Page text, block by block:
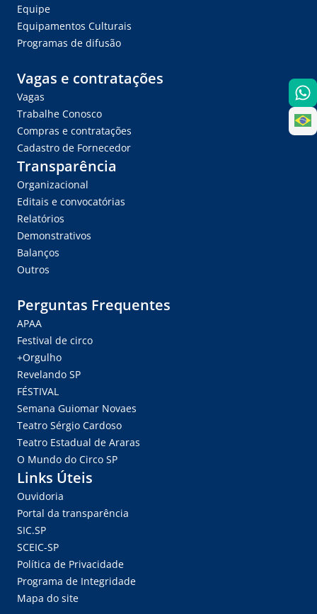
Equipe
Equipamentos Culturais
Programas de difusão
Vagas e contratações
Vagas
Trabalhe Conosco
Compras e contratações
Cadastro de Fornecedor
Transparência
Organizacional
Editais e convocatórias
Relatórios
Demonstrativos
Balanços
Outros
Perguntas Frequentes
APAA
Festival de circo
+Orgulho
Revelando SP
FÉSTIVAL
Semana Guiomar Novaes
Teatro Sérgio Cardoso
Teatro Estadual de Araras
O Mundo do Circo SP
Links Úteis
Ouvidoria
Portal da transparência
SIC.SP
SCEIC-SP
Política de Privacidade
Programa de Integridade
Mapa do site